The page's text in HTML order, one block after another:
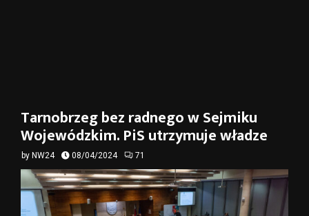
Tarnobrzeg bez radnego w Sejmiku
Wojewódzkim. PiS utrzymuje władze
by NW24 08/04/2024 71